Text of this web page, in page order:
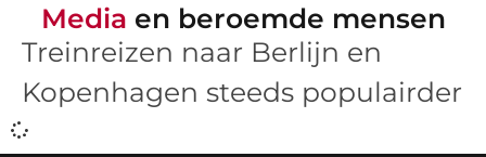
Media en beroemde mensen
Treinreizen naar Berlijn en
Kopenhagen steeds populairder